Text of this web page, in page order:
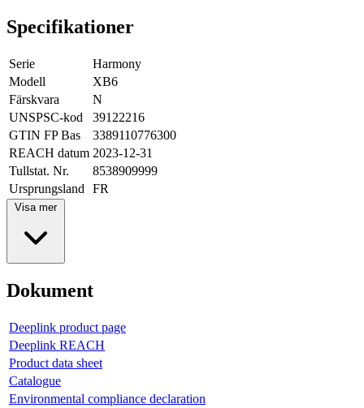
Specifikationer
Serie
Harmony
Modell
XB6
Färskvara
N
UNSPSC-kod
39122216
GTIN FP Bas
3389110776300
REACH datum 2023-12-31
Tullstat. Nr.
8538909999
Ursprungsland
FR
Visa mer
Dokument
Deeplink product page
Deeplink REACH
Product data sheet
Catalogue
Environmental compliance declaration